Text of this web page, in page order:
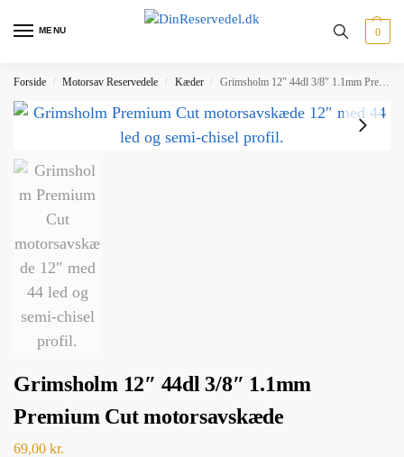
MENU 0
Forside / Motorsav Reservedele / Kæder / Grimsholm 12″ 44dl 3/8″ 1.1mm Premium Cut motorsavskæde
Grimsholm 12″ 44dl 3/8″ 1.1mm
Premium Cut motorsavskæde
69,00 kr.